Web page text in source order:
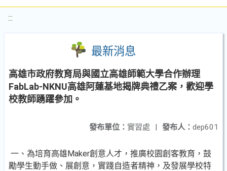
:::
最新消息
高雄市政府教育局與國立高雄師範大學合作辦理
FabLab-NKNU高雄阿蓮基地揭牌典禮乙案，歡迎學
校教師踴躍參加。
發布人： dep601
發布單位： 實習處 |
一、為培育高雄Maker創意人才，推廣校園創客教育，鼓
勵學生動手做、展創意，實踐自造者精神，及發展學校特